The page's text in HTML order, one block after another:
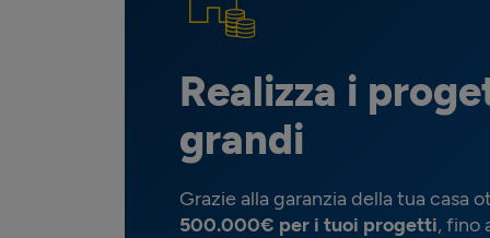
Realizza i
grandi
Grazie alla garanzia della tua casa
500.000€ per i tuoi progetti, fino